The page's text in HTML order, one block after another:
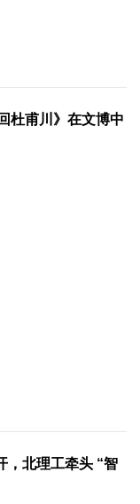
杜甫川》在文博中
，北理工牵头 “智